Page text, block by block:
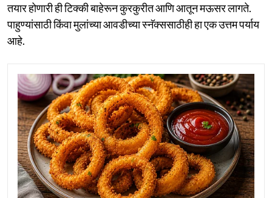
तयार होणारी ही टिक्की बाहेरून कुरकुरीत आणि आतून मऊसर लागते.
पाहुण्यांसाठी किंवा मुलांच्या आवडीच्या स्नॅक्ससाठीही हा एक उत्तम पर्याय
आहे.